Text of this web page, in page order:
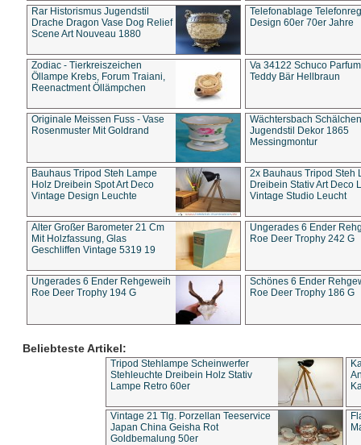
Rar Historismus Jugendstil
Drache Dragon Vase Dog Relief
Scene Art Nouveau 1880
Telefonablage
Design 60er 70er Jahre
Zodiac - Tierkreiszeichen
Öllampe Krebs, Forum Traiani,
Reenactment Öllämpchen
Va 34122 Schuco
Teddy Bär Hellbraun
Originale Meissen Fuss - Vase
Rosenmuster Mit Goldrand
Wächtersbach Schälchen
Jugendstil Dekor 1865
Messingmontur
Bauhaus Tripod Steh Lampe
Holz Dreibein Spot Art Deco
Vintage Design Leuchte
2x Bauhaus Tripod Steh
Dreibein Stativ Art Deco
Vintage Studio Leucht
Alter Großer Barometer 21 Cm
Mit Holzfassung, Glas
Geschliffen Vintage 5319 19
Ungerades 6 Ender
Roe Deer Trophy 242 G
Ungerades 6 Ender Rehgeweih
Roe Deer Trophy 194 G
Schönes 6 Ender
Roe Deer Trophy 186 G
Beliebteste Artikel:
Tripod Stehlampe Scheinwerfer
Stehleuchte Dreibein Holz Stativ
Lampe Retro 60er
Vintage 21 Tlg. Porzellan Teeservice
Japan China Geisha Rot
Goldbemalung 50er